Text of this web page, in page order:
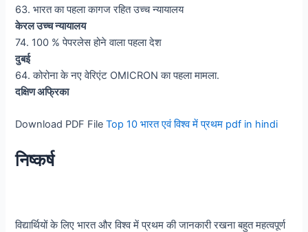
63. भारत का पहला कागज रहित उच्च न्यायालय
केरल उच्च न्यायालय
74. 100 % पेपरलेस होने वाला पहला देश
दुबई
64. कोरोना के नए वेरिएंट OMICRON का पहला मामला.
दक्षिण अफ्रिका
Download PDF FileTop 10 भारत एवं विश्व में प्रथम pdf in hindi
निष्कर्ष
विद्यार्थियों के लिए भारत और विश्व में प्रथम की जानकारी रखना बहुत महत्वपूर्ण